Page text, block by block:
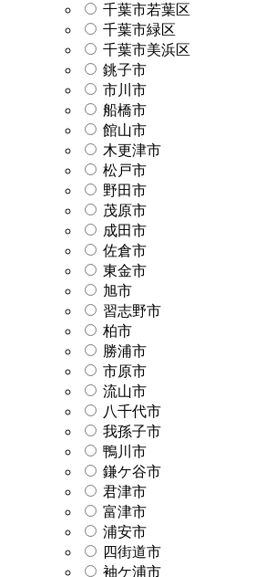
千葉市若葉区
千葉市緑区
千葉市美浜区
銚子市
市川市
船橋市
館山市
木更津市
松戸市
野田市
茂原市
成田市
佐倉市
東金市
旭市
習志野市
柏市
勝浦市
市原市
流山市
八千代市
我孫子市
鴨川市
鎌ケ谷市
君津市
富津市
浦安市
四街道市
袖ケ浦市